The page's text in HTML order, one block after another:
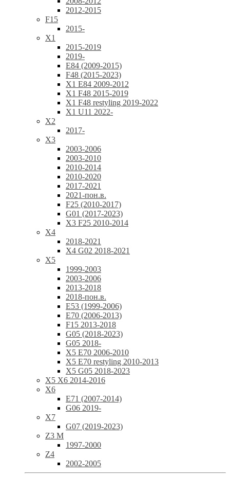
2012-2015
F15
2015-
X1
2015-2019
2019-
E84 (2009-2015)
F48 (2015-2023)
X1 E84 2009-2012
X1 F48 2015-2019
X1 F48 restyling 2019-2022
X1 U11 2022-
X2
2017-
X3
2003-2006
2003-2010
2010-2014
2010-2020
2017-2021
2021-пон.в.
F25 (2010-2017)
G01 (2017-2023)
X3 F25 2010-2014
X4
2018-2021
X4 G02 2018-2021
X5
1999-2003
2003-2006
2013-2018
2018-пон.в.
E53 (1999-2006)
E70 (2006-2013)
F15 2013-2018
G05 (2018-2023)
G05 2018-
X5 E70 2006-2010
X5 E70 restyling 2010-2013
X5 G05 2018-2023
X5 X6 2014-2016
X6
E71 (2007-2014)
G06 2019-
X7
G07 (2019-2023)
Z3 M
1997-2000
Z4
2002-2005